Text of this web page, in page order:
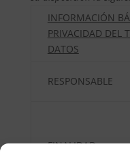
INFORMACIÓN
PRIVACIDAD DEL
DATOS
RESPONSABLE
FINALIDAD